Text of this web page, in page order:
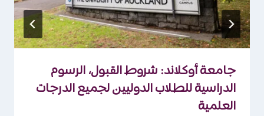
جامعة أوكلاند: شروط القبول، الرسوم
الدراسية للطلاب الدوليين لجميع الدرجات
العلمية